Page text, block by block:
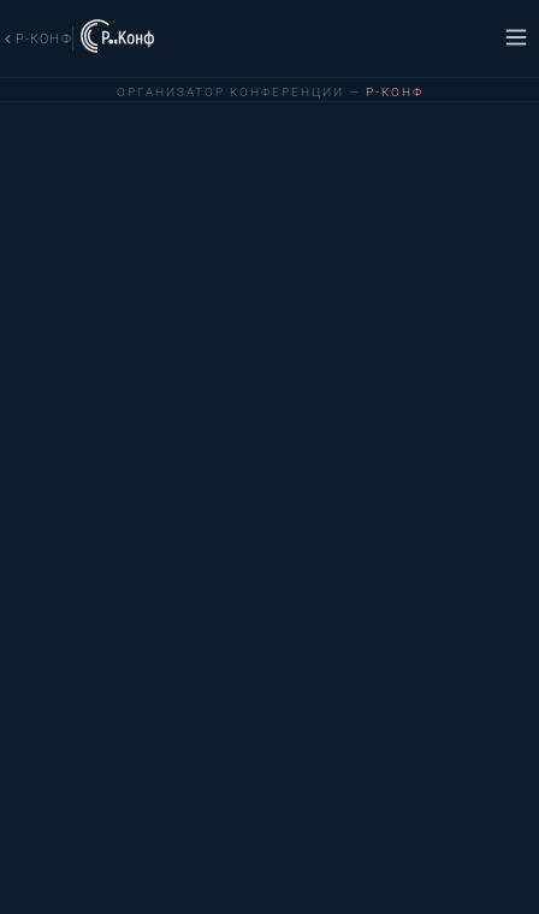
Р-КОНФ
ОРГАНИЗАТОР КОНФЕРЕНЦИИ — Р-КОНФ